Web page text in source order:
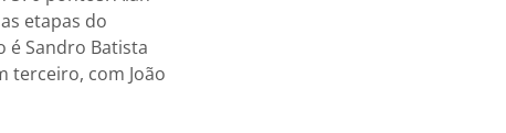
etapas do
é Sandro Batista
terceiro, com João